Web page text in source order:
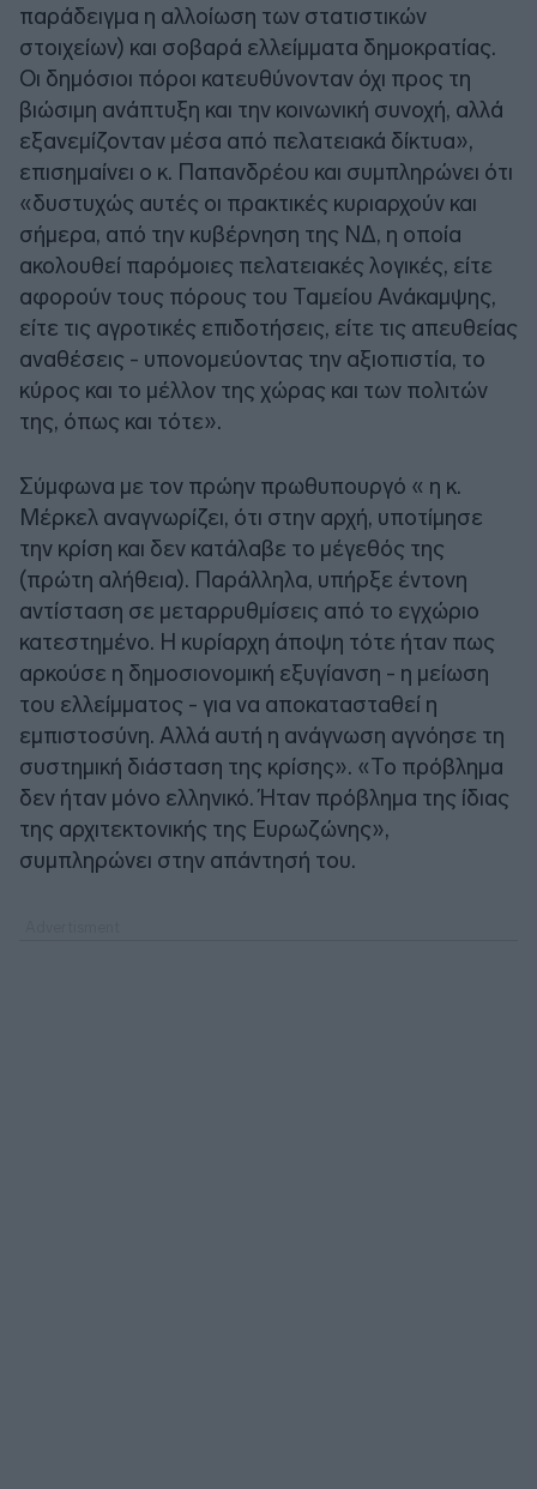
παράδειγμα η αλλοίωση των στατιστικών
στοιχείων) και σοβαρά ελλείμματα δημοκρατίας.
Οι δημόσιοι πόροι κατευθύνονταν όχι προς τη
βιώσιμη ανάπτυξη και την κοινωνική συνοχή, αλλά
εξανεμίζονταν μέσα από πελατειακά δίκτυα»,
επισημαίνει ο κ. Παπανδρέου και συμπληρώνει ότι
«δυστυχώς αυτές οι πρακτικές κυριαρχούν και
σήμερα, από την κυβέρνηση της ΝΔ, η οποία
ακολουθεί παρόμοιες πελατειακές λογικές, είτε
αφορούν τους πόρους του Ταμείου Ανάκαμψης,
είτε τις αγροτικές επιδοτήσεις, είτε τις απευθείας
αναθέσεις - υπονομεύοντας την αξιοπιστία, το
κύρος και το μέλλον της χώρας και των πολιτών
της, όπως και τότε».
Σύμφωνα με τον πρώην πρωθυπουργό « η κ.
Μέρκελ αναγνωρίζει, ότι στην αρχή, υποτίμησε
την κρίση και δεν κατάλαβε το μέγεθός της
(πρώτη αλήθεια). Παράλληλα, υπήρξε έντονη
αντίσταση σε μεταρρυθμίσεις από το εγχώριο
κατεστημένο. Η κυρίαρχη άποψη τότε ήταν πως
αρκούσε η δημοσιονομική εξυγίανση - η μείωση
του ελλείμματος - για να αποκατασταθεί η
εμπιστοσύνη. Αλλά αυτή η ανάγνωση αγνόησε τη
συστημική διάσταση της κρίσης». «Το πρόβλημα
δεν ήταν μόνο ελληνικό. Ήταν πρόβλημα της ίδιας
της αρχιτεκτονικής της Ευρωζώνης»,
συμπληρώνει στην απάντησή του.